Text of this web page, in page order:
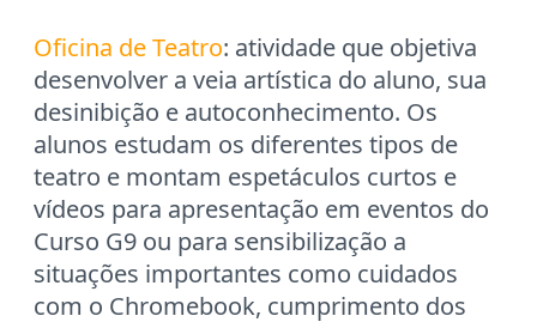
Oficina de Teatro: atividade que objetiva
desenvolver a veia artística do aluno, sua
desinibição e autoconhecimento. Os
alunos estudam os diferentes tipos de
teatro e montam espetáculos curtos e
vídeos para apresentação em eventos do
Curso G9 ou para sensibilização a
situações importantes como cuidados
com o Chromebook, cumprimento dos